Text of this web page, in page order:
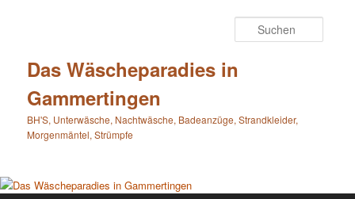
Das Wäscheparadies in
Gammertingen
BH'S, Unterwäsche, Nachtwäsche, Badeanzüge, Strandkleider,
Morgenmäntel, Strümpfe